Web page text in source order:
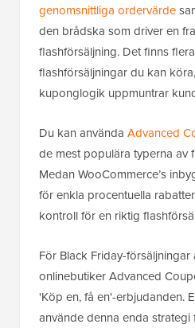
genomsnittliga ordervärde
den brådska som driver en
flashförsäljning. Det finns
flashförsäljningar du kan
kuponglogik uppmuntrar
Du kan använda Advanced
de mest populära typerna av
Medan WooCommerce’s
för enkla procentuella
kontroll för en riktig
För Black Friday-
onlinebutiker Advanced
'Köp en, få en'-erbjudanden.
använde denna enda strategi